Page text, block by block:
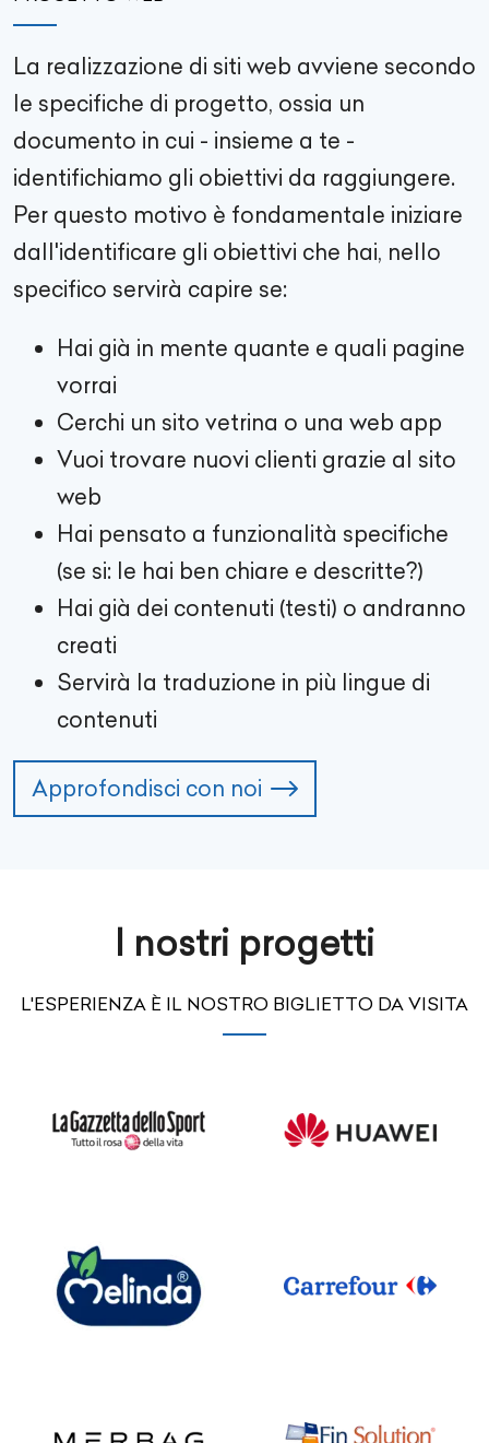
La realizzazione di siti web avviene secondo
le specifiche di progetto, ossia un
documento in cui - insieme a te -
identifichiamo gli obiettivi da raggiungere.
Per questo motivo è fondamentale iniziare
dall'identificare gli obiettivi che hai, nello
specifico servirà capire se:
Hai già in mente quante e quali pagine
vorrai
Cerchi un sito vetrina o una web app
Vuoi trovare nuovi clienti grazie al sito
web
Hai pensato a funzionalità specifiche
(se si: le hai ben chiare e descritte?)
Hai già dei contenuti (testi) o andranno
creati
Servirà la traduzione in più lingue di
contenuti
Approfondisci con noi
I nostri progetti
L'ESPERIENZA È IL NOSTRO BIGLIETTO DA VISITA